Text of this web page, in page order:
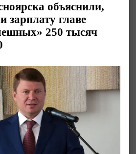
объяснили,
зарплату главе
250 тысяч